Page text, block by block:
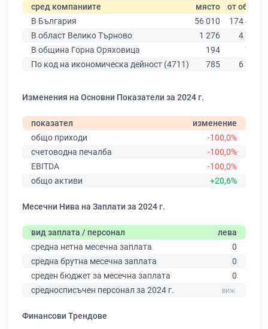
сред компаниите място от общо
В България
56 010
174 403
В област Велико Търново
1 276
4 787
В община Горна Оряховица
194
770
По код на икономическа дейност (4711)
785 6 773
Изменения на Основни Показатели за 2024 г.
показател
изменение
общо приходи
-100,0%
счетоводна печалба
-100,0%
EBITDA
-100,0%
общо активи
+20,6%
Месечни Нива на Заплати за 2024 г.
вид заплата / персонал
лева
средна нетна месечна заплата
0
средна брутна месечна заплата
0
среден бюджет за месечна заплата
0
средносписъчен персонал за 2024 г.
Финансови Трендове